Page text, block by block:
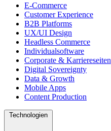
E-Commerce
Customer Experience
B2B Platforms
UX/UI Design
Headless Commerce
Individualsoftware
Corporate & Karriereseiten
Digital Sovereignty
Data & Growth
Mobile Apps
Content Production
Technologien